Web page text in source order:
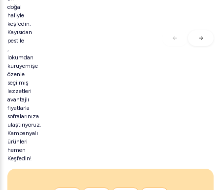
doğal
haliyle
keşfedin.
Kayısıdan
pestile
,
lokumdan
kuruyemişe
özenle
seçilmiş
lezzetleri
avantajlı
fiyatlarla
sofralarınıza
ulaştırıyoruz.
Kampanyalı
ürünleri
hemen
Keşfedin!